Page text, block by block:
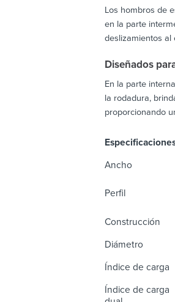
Los hombros de
en la parte
deslizamientos al
Diseñados
En la parte
la rodadura,
proporcionando
Ancho
Perfil
Construcción
Diámetro
Índice de carga
Índice de carga